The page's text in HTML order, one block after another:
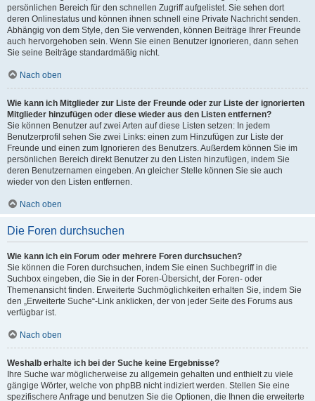
persönlichen Bereich für den schnellen Zugriff aufgelistet. Sie sehen dort
deren Onlinestatus und können ihnen schnell eine Private Nachricht senden.
Abhängig von dem Style, den Sie verwenden, können Beiträge Ihrer Freunde
auch hervorgehoben sein. Wenn Sie einen Benutzer ignorieren, dann sehen
Sie seine Beiträge standardmäßig nicht.
Nach oben
Wie kann ich Mitglieder zur Liste der Freunde oder zur Liste der ignorierten
Mitglieder hinzufügen oder diese wieder aus den Listen entfernen?
Sie können Benutzer auf zwei Arten auf diese Listen setzen: In jedem
Benutzerprofil sehen Sie zwei Links: einen zum Hinzufügen zur Liste der
Freunde und einen zum Ignorieren des Benutzers. Außerdem können Sie im
persönlichen Bereich direkt Benutzer zu den Listen hinzufügen, indem Sie
deren Benutzernamen eingeben. An gleicher Stelle können Sie sie auch
wieder von den Listen entfernen.
Nach oben
Die Foren durchsuchen
Wie kann ich ein Forum oder mehrere Foren durchsuchen?
Sie können die Foren durchsuchen, indem Sie einen Suchbegriff in die
Suchbox eingeben, die Sie in der Foren-Übersicht, der Foren- oder
Themenansicht finden. Erweiterte Suchmöglichkeiten erhalten Sie, indem Sie
den „Erweiterte Suche“-Link anklicken, der von jeder Seite des Forums aus
verfügbar ist.
Nach oben
Weshalb erhalte ich bei der Suche keine Ergebnisse?
Ihre Suche war möglicherweise zu allgemein gehalten und enthielt zu viele
gängige Wörter, welche von phpBB nicht indiziert werden. Stellen Sie eine
spezifischere Anfrage und benutzen Sie die Optionen, die Ihnen die erweiterte